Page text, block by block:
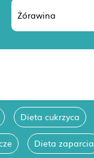
Dieta cukrzyca
Dieta zaparcia